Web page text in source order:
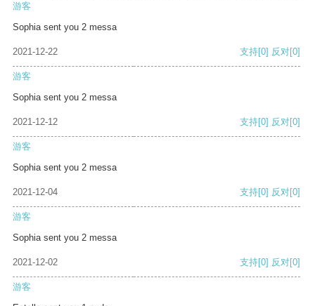
游客
Sophia sent you 2 messa
2021-12-22 支持[0] 反对[0]
游客
Sophia sent you 2 messa
2021-12-12 支持[0] 反对[0]
游客
Sophia sent you 2 messa
2021-12-04 支持[0] 反对[0]
游客
Sophia sent you 2 messa
2021-12-02 支持[0] 反对[0]
游客